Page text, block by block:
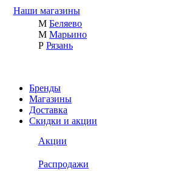
Наши магазины
М Беляево
М Марьино
Р Рязань
Бренды
Магазины
Доставка
Скидки и акции
Акции
Распродажи